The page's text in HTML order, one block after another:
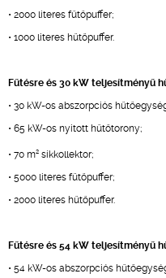
• 2000 literes fűtőpuffer;
• 1000 literes hűtőpuffer.
Fűtésre és 30 kW teljesítményű
• 30 kW-os abszorpciós
• 65 kW-os nyitott hűtőtorony;
• 70 m2 síkkollektor;
• 5000 literes fűtőpuffer;
• 2000 literes hűtőpuffer.
Fűtésre és 54 kW teljesítményű
• 54 kW-os abszorpciós